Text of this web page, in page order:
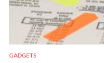
GADGETS